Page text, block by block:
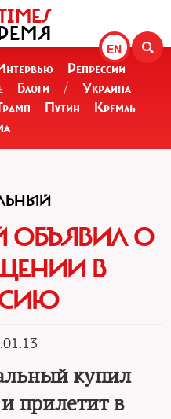
EN
Репрессии
Блоги /
Украина
Путин
Кремль
ОБЪЯВИЛ О
В
купил
прилетит в